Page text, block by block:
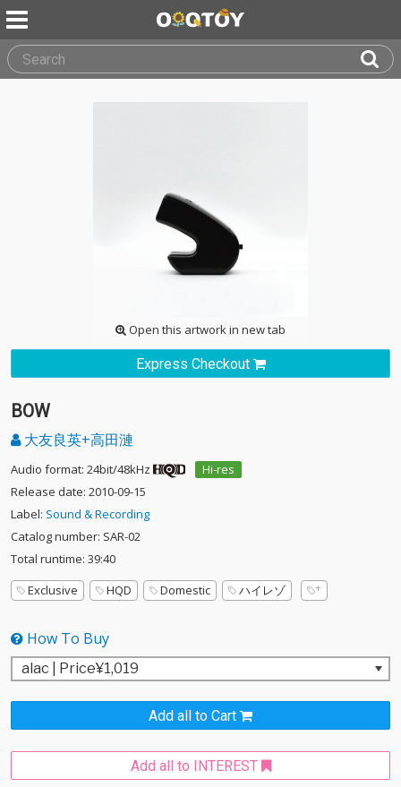
Open this artwork in new tab
Express Checkout
BOW
大友良英+高田漣
Audio format: 24bit/48kHz
Hi-res
Release date: 2010-09-15
Label: Sound & Recording
Catalog number: SAR-02
Total runtime: 39:40
Exclusive
HQD Domestic ハイレゾ
How To Buy
Add all to Cart
Add all to INTEREST